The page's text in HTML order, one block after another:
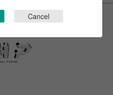
Cancel